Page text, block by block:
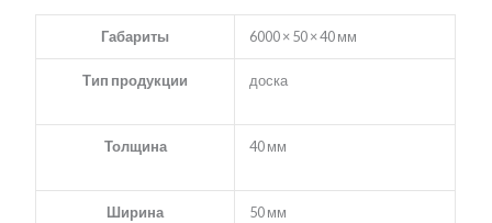
Габариты 6000 × 50 × 40 мм
Тип продукции доска
Толщина 40 мм
Ширина 50 мм